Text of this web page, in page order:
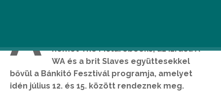
A
német The Picturebooks, az izraeli A-
WA és a brit Slaves együttesekkel
bővül a Bánkitó Fesztivál programja, amelyet
idén július 12. és 15. között rendeznek meg.